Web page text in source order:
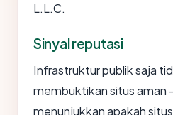
L.L.C.
Sinyal reputasi
Infrastruktur publik saja
membuktikan situs aman
menunjukkan apakah